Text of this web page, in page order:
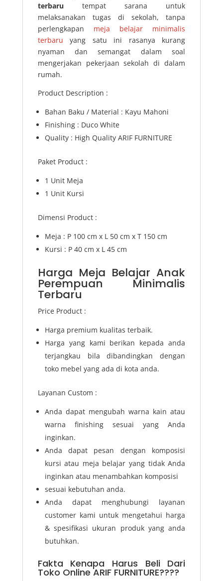
terbaru tempat sarana untuk
melaksanakan tugas di sekolah, tanpa
perlengkapan meja belajar minimalis
terbaru yang satu ini rasanya kurang
nyaman dan semangat dalam soal
mengerjakan pekerjaan sekolah di dalam
rumah.
Product Description :
Bahan Baku / Material : Kayu Mahoni
Finishing : Duco White
Quality : High Quality ARIF FURNITURE
Paket Product :
1 Unit Meja
1 Unit Kursi
Dimensi Product :
Meja : P 100 cm x L 50 cm x T 150 cm
Kursi : P 40 cm x L 45 cm
Harga Meja Belajar Anak
Perempuan Minimalis
Terbaru
Price Product :
Harga premium kualitas terbaik.
Harga yang kami berikan kepada anda
terjangkau bila dibandingkan dengan
toko mebel yang ada di kota anda.
Layanan Custom :
Anda dapat mengubah warna kain atau
warna finishing sesuai yang Anda
inginkan.
Anda dapat pesan dengan komposisi
kursi atau meja belajar yang tidak Anda
inginkan atau menambahkan komposisi
sesuai kebutuhan anda.
Anda dapat menghubungi layanan
customer kami untuk mengetahui harga
& spesifikasi ukuran produk yang anda
butuhkan.
Fakta Kenapa Harus Beli Dari
Toko Online ARIF FURNITURE????